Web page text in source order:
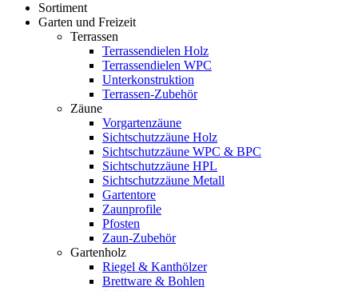
Sortiment
Garten und Freizeit
Terrassen
Terrassendielen Holz
Terrassendielen WPC
Unterkonstruktion
Terrassen-Zubehör
Zäune
Vorgartenzäune
Sichtschutzzäune Holz
Sichtschutzzäune WPC & BPC
Sichtschutzzäune HPL
Sichtschutzzäune Metall
Gartentore
Zaunprofile
Pfosten
Zaun-Zubehör
Gartenholz
Riegel & Kanthölzer
Brettware & Bohlen